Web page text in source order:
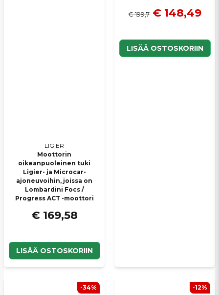
LIGIER
Moottorin
oikeanpuoleinen tuki
Ligier- ja Microcar-
ajoneuvoihin, joissa on
Lombardini Focs /
Progress ACT -moottori
€ 169,58
LISÄÄ OSTOSKORIIN
€ 199,7 € 148,49
LISÄÄ OSTOSKORIIN
-34% -12%